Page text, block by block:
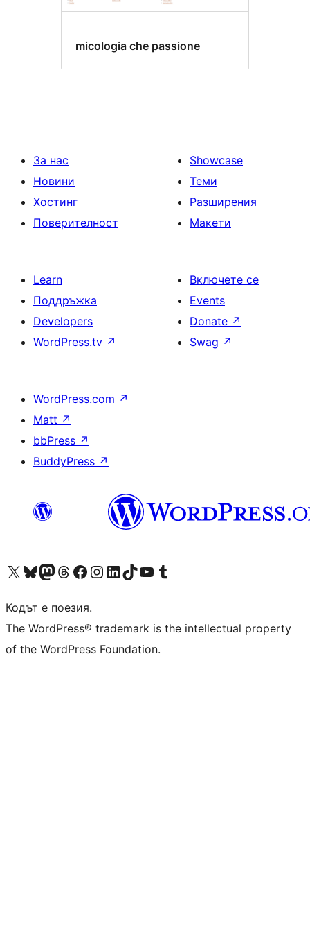
micologia che passione
За нас
Новини
Хостинг
Поверителност
Showcase
Теми
Разширения
Макети
Learn
Поддръжка
Developers
WordPress.tv ↗
Включете се
Events
Donate ↗
Swag ↗
WordPress.com ↗
Matt ↗
bbPress ↗
BuddyPress ↗
Visit our X (formerly Twitter) account
Visit our Bluesky account
Visit our Mastodon account
Visit our Threads account
Посетете нашата страница във Facebook
Посетете нашия профил в Instagram
Посетете нашия профил в LinkedIn
Visit our TikTok account
Visit our YouTube channel
Visit our Tumblr account
Кодът е поезия.
The WordPress® trademark is the intellectual property
of the WordPress Foundation.